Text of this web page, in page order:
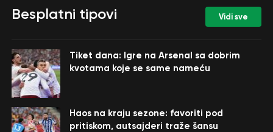
Besplatni tipovi Vidi sve
Tiket dana: Igre na Arsenal sa dobrim
kvotama koje se same nameću
Haos na kraju sezone: favoriti pod
pritiskom, autsajderi traže šansu